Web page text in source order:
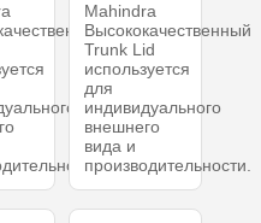
Mahindra
Высококачественный
Trunk Lid
используется
для
индивидуального
внешнего
вида и
производительности.